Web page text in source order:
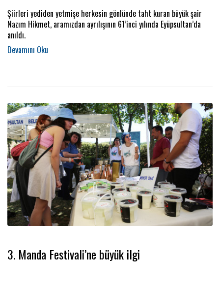
Şiirleri yediden yetmişe herkesin gönlünde taht kuran büyük şair
Nazım Hikmet, aramızdan ayrılışının 61’inci yılında Eyüpsultan’da
anıldı.
3. Manda Festivali’ne büyük ilgi